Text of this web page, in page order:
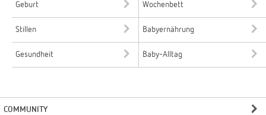
Geburt Wochenbett
Stillen Babyernährung
Gesundheit Baby-Alltag
COMMUNITY